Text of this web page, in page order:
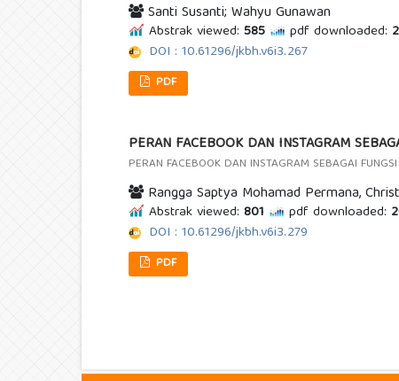
Santi Susanti; Wahyu Gunawan
Abstrak viewed: 585 pdf downloaded:
DOI : 10.61296/jkbh.v6i3.267
PDF
PERAN FACEBOOK DAN INSTAGRAM
PERAN FACEBOOK DAN INSTAGRAM SEBAGAI
Rangga Saptya Mohamad Permana,
Abstrak viewed: 801 pdf downloaded:
DOI : 10.61296/jkbh.v6i3.279
PDF